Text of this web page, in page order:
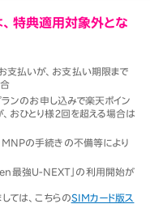
特典適用対象外とな
支払いが、お支払い期限まで
ンのお申し込みで楽天ポイン
、おひとり様2回を超える場合は
の手続きの不備等により
最強U-NEXT」の利用開始が
ては、こちらのSIMカード版ス